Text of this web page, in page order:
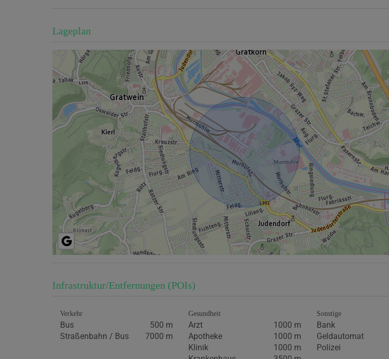
Lageplan
Infrastruktur/Entfernungen (POIs)
Verkehr
Bus
500 m
Straßenbahn / Bus
7000 m
Gesundheit
Arzt
1000 m
Apotheke
1000 m
Klinik
1000 m
Sonstige
Bank
Geldautomat
Polizei